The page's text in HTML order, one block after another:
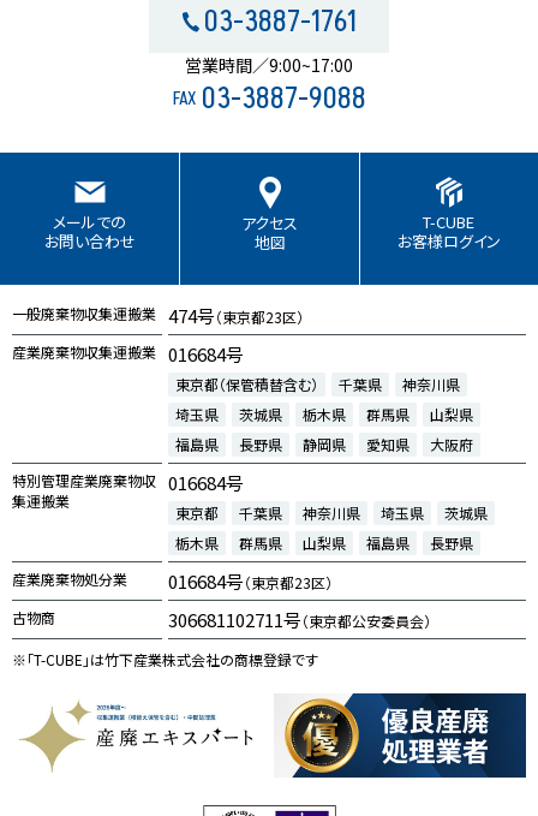
03-3887-1761
営業時間／9:00~17:00
FAX 03-3887-9088
メールでの
お問い合わせ
アクセス
地図
T-CUBE
お客様ログイン
一般廃棄物収集運搬業 474号（東京都23区）
産業廃棄物収集運搬業 016684号
東京都（保管積替含む） 千葉県
神奈川県
埼玉県
茨城県 栃木県 群馬県
山梨県
福島県
長野県 静岡県 愛知県
大阪府
特別管理産業廃棄物収
集運搬業
016684号
東京都 千葉県 神奈川県 埼玉県
茨城県
栃木県
群馬県 山梨県 福島県
長野県
産業廃棄物処分業
016684号（東京都23区）
古物商
306681102711号（東京都公安委員会）
※「T-CUBE」は竹下産業株式会社の商標登録です